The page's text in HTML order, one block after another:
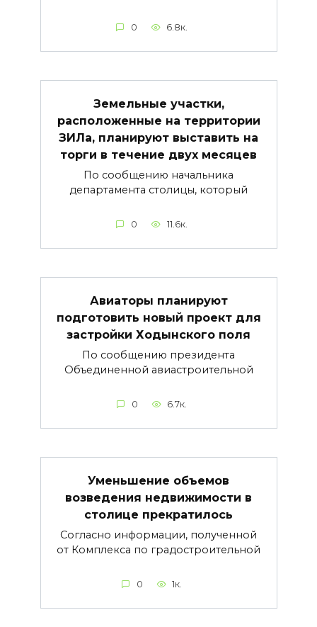
0 6.8к.
Земельные участки,
расположенные на территории
ЗИЛа, планируют выставить на
торги в течение двух месяцев
По сообщению начальника
департамента столицы, который
0 11.6к.
Авиаторы планируют
подготовить новый проект для
застройки Ходынского поля
По сообщению президента
Объединенной авиастроительной
0 6.7к.
Уменьшение объемов
возведения недвижимости в
столице прекратилось
Согласно информации, полученной
от Комплекса по градостроительной
0 1к.